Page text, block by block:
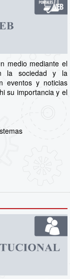
medio mediante el
la sociedad y la
eventos y noticias
su importancia y el